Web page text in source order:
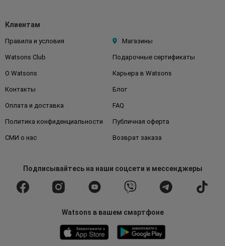
Клиентам
Правила и условия Магазины
Watsons Club Подарочные сертификаты
О Watsons Карьера в Watsons
Контакты Блог
Оплата и доставка FAQ
Политика конфиденциальности Публичная оферта
СМИ о нас Возврат заказа
Подписывайтесьна наши соцсети и мессенджеры
Watsons в вашем смартфоне